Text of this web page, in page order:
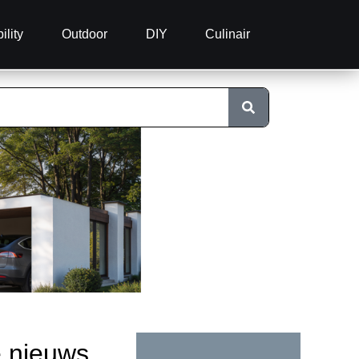
Outdoor DIY Culinair